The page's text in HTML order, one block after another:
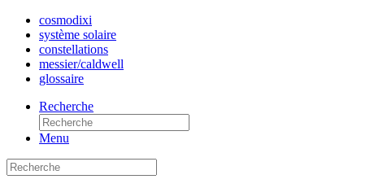
cosmodixi
système solaire
constellations
messier/caldwell
glossaire
Recherche
Menu